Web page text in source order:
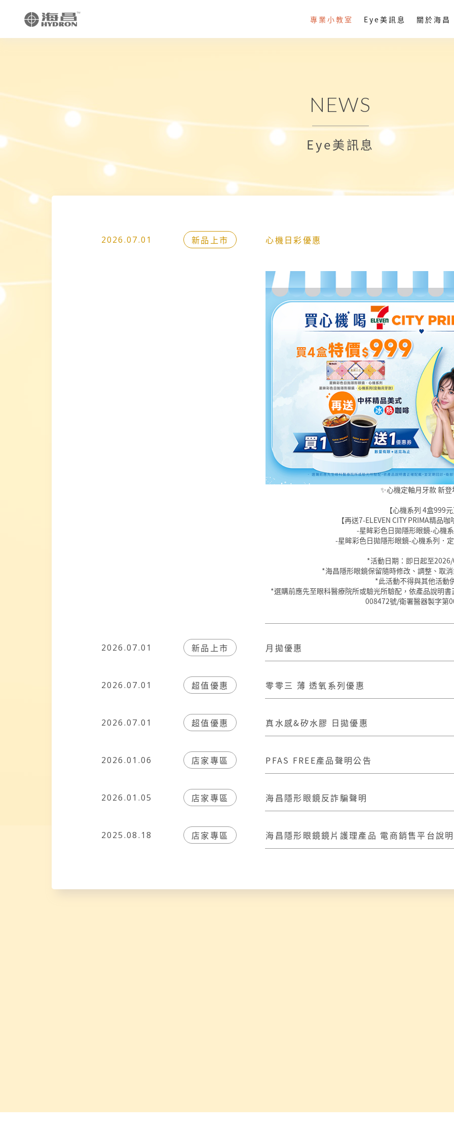
專業小教室 Eye美訊息 關於海昌
NEWS
Eye美訊息
2026.07.01 新品上市 心機日彩優惠
✨心機定軸月牙款 新登
【心機系列 4盒999
【再送7-ELEVEN CITY PRIMA精品
-星眸彩色日拋隱形眼鏡-心機
-星眸彩色日拋隱形眼鏡-心機系列．
*活動日期：即日起至
*海昌隱形眼鏡保留隨時修改、調整、取
*此活動不得與其他活動
*選購前應先至眼科醫療院所或驗光所驗配，依產品說明
008472號/衛署醫器製字第
2026.07.01 新品上市 月拋優惠
2026.07.01 超值優惠 零零三 薄 透氧系列優惠
2026.07.01 超值優惠 真水感&矽水膠 日拋優惠
2026.01.06 店家專區 PFAS FREE產品聲明公告
2026.01.05 店家專區 海昌隱形眼鏡反詐騙聲明
2025.08.18 店家專區 海昌隱形眼鏡鏡片護理產品 電商銷售平台說明